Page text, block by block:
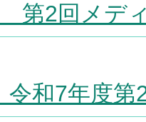
第2回メデ
和7年度第